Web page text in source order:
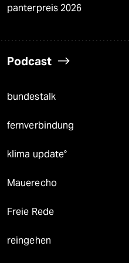
panterpreis 2026
Podcast
bundestalk
fernverbindung
klima update°
Mauerecho
Freie Rede
reingehen